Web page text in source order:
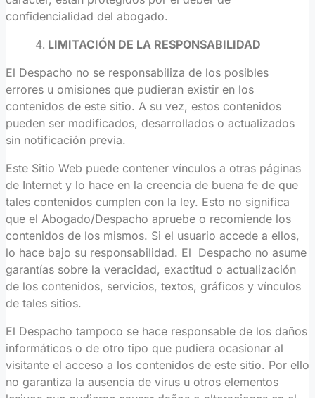
confidencialidad del abogado.
LIMITACIÓN DE LA RESPONSABILIDAD
El Despacho no se responsabiliza de los posibles
errores u omisiones que pudieran existir en los
contenidos de este sitio. A su vez, estos contenidos
pueden ser modificados, desarrollados o actualizados
sin notificación previa.
Este Sitio Web puede contener vínculos a otras páginas
de Internet y lo hace en la creencia de buena fe de que
tales contenidos cumplen con la ley. Esto no significa
que el Abogado/Despacho apruebe o recomiende los
contenidos de los mismos. Si el usuario accede a ellos,
lo hace bajo su responsabilidad. El Despacho no asume
garantías sobre la veracidad, exactitud o actualización
de los contenidos, servicios, textos, gráficos y vínculos
de tales sitios.
El Despacho tampoco se hace responsable de los daños
informáticos o de otro tipo que pudiera ocasionar al
visitante el acceso a los contenidos de este sitio. Por ello
no garantiza la ausencia de virus u otros elementos